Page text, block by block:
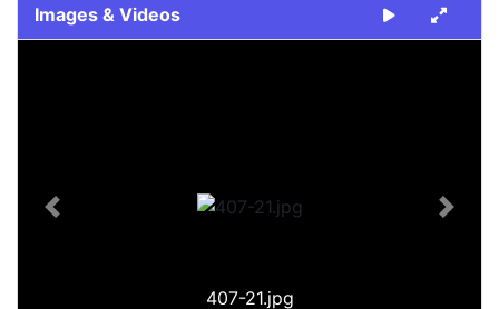
Images & Videos
407-21.jpg
Previous Next